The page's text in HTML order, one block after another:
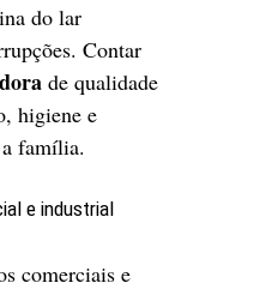
do lar
Contar
de qualidade
higiene e
família.
e industrial
comerciais e